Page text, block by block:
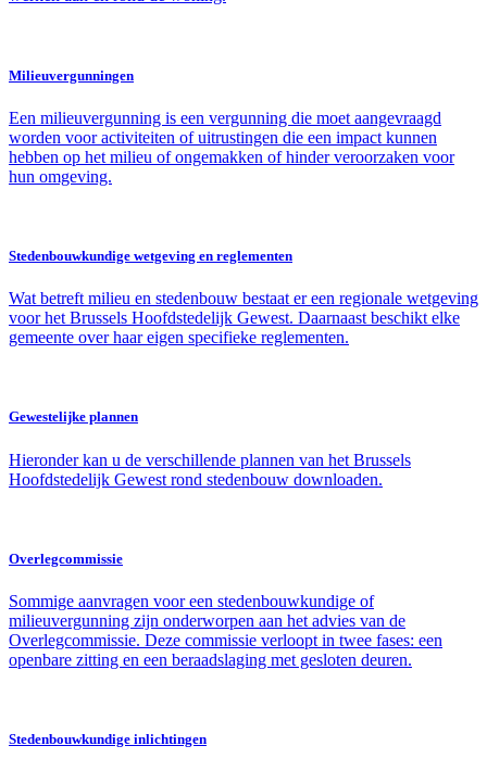
Milieuvergunningen
Een milieuvergunning is een vergunning die moet aangevraagd
worden voor activiteiten of uitrustingen die een impact kunnen
hebben op het milieu of ongemakken of hinder veroorzaken voor
hun omgeving.
Stedenbouwkundige wetgeving en reglementen
Wat betreft milieu en stedenbouw bestaat er een regionale wetgeving
voor het Brussels Hoofdstedelijk Gewest. Daarnaast beschikt elke
gemeente over haar eigen specifieke reglementen.
Gewestelijke plannen
Hieronder kan u de verschillende plannen van het Brussels
Hoofdstedelijk Gewest rond stedenbouw downloaden.
Overlegcommissie
Sommige aanvragen voor een stedenbouwkundige of
milieuvergunning zijn onderworpen aan het advies van de
Overlegcommissie. Deze commissie verloopt in twee fases: een
openbare zitting en een beraadslaging met gesloten deuren.
Stedenbouwkundige inlichtingen